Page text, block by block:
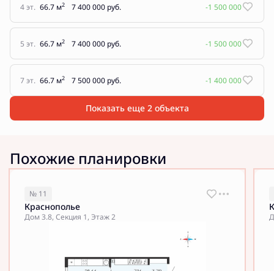
4 эт. 66.7 м2 7 400 000 руб. -1 500 000
5 эт. 66.7 м2 7 400 000 руб. -1 500 000
7 эт. 66.7 м2 7 500 000 руб. -1 400 000
Показать еще 2 объектa
Похожие планировки
№ 11
Краснополье
Дом 3.8, Секция 1, Этаж 2